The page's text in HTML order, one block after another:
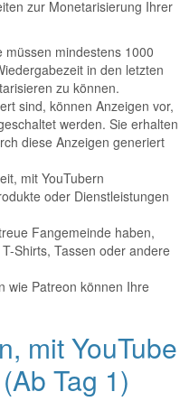
zur Monetarisierung Ihrer
müssen mindestens 1000
in den letzten
zu können.
sind, können Anzeigen vor,
werden. Sie erhalten
diese Anzeigen generiert
mit YouTubern
oder Dienstleistungen
Fangemeinde haben,
Shirts, Tassen oder andere
wie Patreon können Ihre
mit YouTube
Tag 1)